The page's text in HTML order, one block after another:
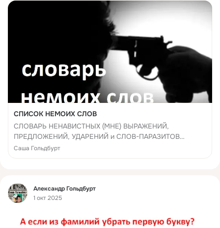
СПИСОК НЕМОИХ СЛОВ
СЛОВАРЬ НЕНАВИСТНЫХ (МНЕ) ВЫРАЖЕНИЙ,
ПРЕДЛОЖЕНИЙ, УДАРЕНИЙ и СЛОВ-ПАРАЗИТОВ
Жаргоны, просторечия, устоявшиеся формы,
Саша Гольдбурт
Фид
Александр Гольдбурт
1 окт 2025